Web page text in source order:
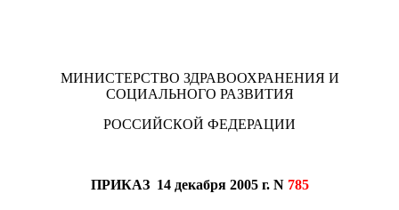
МИНИСТЕРСТВО ЗДРАВООХРАНЕНИЯ И
СОЦИАЛЬНОГО РАЗВИТИЯ
РОССИЙСКОЙ ФЕДЕРАЦИИ
ПРИКАЗ 14 декабря 2005 г. N785